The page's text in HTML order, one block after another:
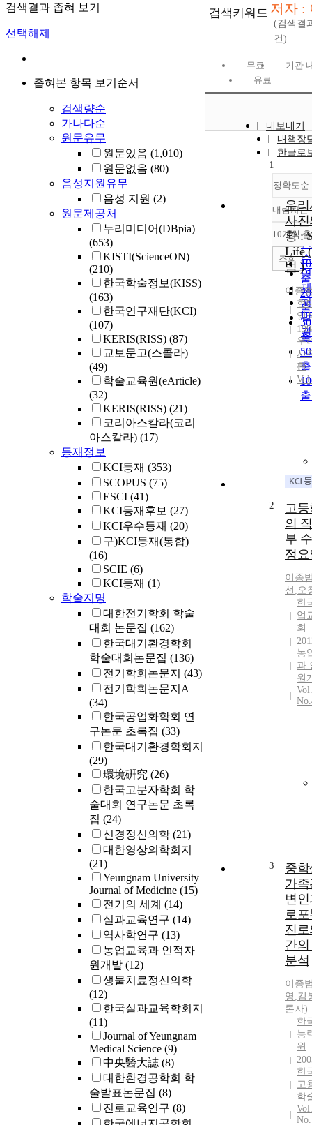
검색결과 좁혀 보기
선택해제
좁혀본 항목 보기순서
검색량순
가나다순
원문유무
원문있음 (1,010)
원문없음 (80)
음성지원유무
음성 지원 (2)
원문제공처
누리미디어(DBpia)
(653)
KISTI(ScienceON)
(210)
한국학술정보(KISS)
(163)
한국연구재단(KCI)
(107)
KERIS(RISS) (87)
교보문고(스콜라)
(49)
학술교육원(eArticle)
(32)
KERIS(RISS) (21)
코리아스칼라(코리
아스칼라) (17)
등재정보
KCI등재 (353)
SCOPUS (75)
ESCI (41)
KCI등재후보 (27)
KCI우수등재 (20)
구)KCI등재(통합)
(16)
SCIE (6)
KCI등재 (1)
학술지명
대한전기학회 학술
대회 논문집 (162)
한국대기환경학회
학술대회논문집 (136)
전기학회논문지 (43)
전기학회논문지A
(34)
한국공업화학회 연
구논문 초록집 (33)
한국대기환경학회지
(29)
環境硏究 (26)
한국고분자학회 학
술대회 연구논문 초록
집 (24)
신경정신의학 (21)
대한영상의학회지
(21)
Yeungnam University
Journal of Medicine (15)
전기의 세계 (14)
실과교육연구 (14)
역사학연구 (13)
농업교육과 인적자
원개발 (12)
생물치료정신의학
(12)
한국실과교육학회지
(11)
Journal of Yeungnam
Medical Science (9)
中央醫大誌 (8)
대한환경공학회 학
술발표논문집 (8)
진로교육연구 (8)
검색키워드 저자 :
(검색결
건)
무료
기관
유료
내보내기
내책장
한글로
정확도순
순
순
내림차순
10개씩
조회
1
우리
사진
황 :
Life
범 )
이종
현
영
우
사
황
2
고
의
부
정요
이종
선 ,오
한
업
회
농
과
원
3
중
가
변
로
진
간
분석
이종
영 ,김
론자)
한
능
원
한
고
학